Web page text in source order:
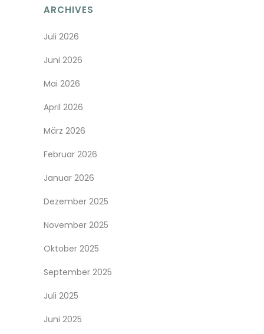
ARCHIVES
Juli 2026
Juni 2026
Mai 2026
April 2026
März 2026
Februar 2026
Januar 2026
Dezember 2025
November 2025
Oktober 2025
September 2025
Juli 2025
Juni 2025